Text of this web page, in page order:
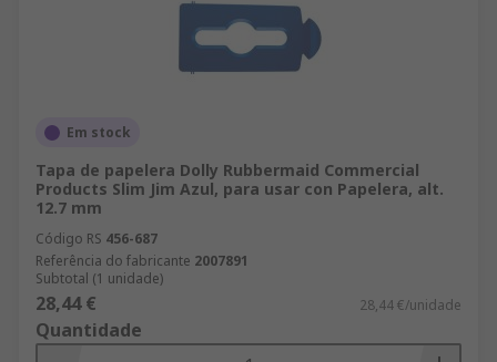
Em stock
Tapa de papelera Dolly Rubbermaid Commercial
Products Slim Jim Azul, para usar con Papelera, alt.
12.7 mm
Código RS 456-687
Referência do fabricante 2007891
Subtotal (1 unidade)
28,44 € 28,44 €/unidade
Quantidade